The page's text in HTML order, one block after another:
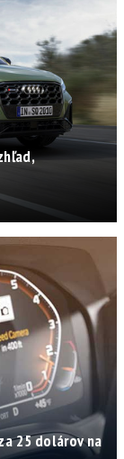
25 dolárov na